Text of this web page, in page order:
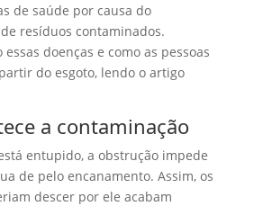
de saúde por causa do
resíduos contaminados.
doenças e como as pessoas
do esgoto, lendo o artigo
a contaminação
entupido, a obstrução impede
de pelo encanamento. Assim, os
descer por ele acabam